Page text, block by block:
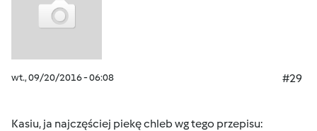
wt., 09/20/2016 - 06:08 #29
Kasiu, ja najczęściej piekę chleb wg tego przepisu: